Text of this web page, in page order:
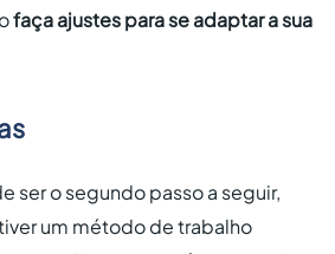
faça ajustes para se adaptar a sua
ser o segundo passo a seguir,
um método de trabalho